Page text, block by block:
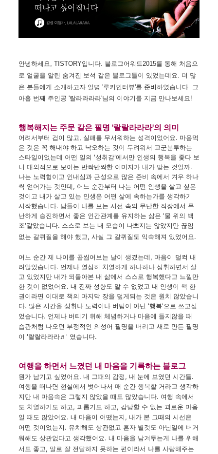
안녕하세요 , TISTORY입니다 블로그어워드 2015를 통해 처음으
로 얼굴을 알린 숨겨진 보석 같은 블로그들이 있었는데요 더 많
은 분들에게 소개하고자 일명 '루키인터뷰'를 준비하였습니다
그
아홉 번째 주인공 '랄라라라라'님의 이야기를 지금 만나보세요 !
행복해지는 주문 같은 필명 '랄랄라라라'의 의미
어려서부터 겁이 많고, 실패를 무서워하는 성격이었어요. 마음먹
은 것은 꼭 해내야 하고 낙오하는 것이 두려워서 고군분투하는
스타일이었는데 어떤 일의 '성취감'에서만 인생의 행복을 좇다 보
니 대외적으로 보이는 반짝반짝한 이미지가 내가 맞는 것일까.
나는 노력형이고 인내심과 근성으로 많은 준비 속에서 겨우 하나
씩 얻어가는 것인데, 어느 순간부터 나는 어떤 인생을 살고 싶은
것이고 내가 살고 있는 인생은 어떤 삶에 속하는가를 생각하기
시작했습니다. 남들이 나를 보는 시선 속의 무난한 직장에서 무
난하게 승진하면서 좋은 인간관계를 유지하는 삶은 '물 위의 백
조'같았습니다. 스스로 보는 내 모습이 나쁘지는 않았지만 끊임
없는 갈퀴질을 해야 했고, 사실 그 갈퀴질도 익숙해져 있었어요.
어느 순간 제 나이를 곱씹어보는 날이 생겼는데, 마음이 덜컥 내
려앉았습니다. 언제나 열심히 치열하게 하나하나 성취하면서 살
고 있었지만 내가 되돌아본 내 삶에서 스스로 행복했다고 느낄만
한 것이 없었어요. 내 진짜 성향도 알 수 없었고 내 인생이 책 한
권이라면 이대로 책의 마지막 장을 덮게되는 것은 원치 않았습니
다. 많은 시간을 성취나 노력이나 버팀이 아닌 '행복'으로 쓰고싶
었습니다. 언제나 버티기 위해 체념하거나 마음에 들지않을 때
습관처럼 나오던 부정적인 의성어 필명을 버리고 새로 만든 필명
이 '랄랄라라라♬' 였습니다.
여행을 하면서 느꼈던 내 마음을 기록하는 블로그
뭔가 남기고 싶었어요. 내 그때의 감정, 내 눈에 보였던 시간들.
여행을 떠나면 현실에서 벗어나서 매 순간 행복할 거라고 생각하
지만 내 마음속은 그렇지 않았을 때도 많았습니다. 여행 속에서
도 치열하기도 하고, 괴롭기도 하고, 감당할 수 없는 괴로운 마음
일 때도 많았어요. 내 마음이 어땠는지, 내가 본 그때의 시선은
어떤 것이었는지. 유치해도 상관없고 혼자 별것도 아닌일에 버거
워해도 상관없다고 생각했어요. 내 마음을 남겨두는게 나를 위해
서도 좋고, 말로 잘 전달하지 못하는 편이라서 나를 사랑해주는